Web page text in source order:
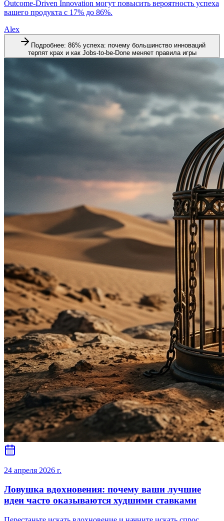
Outcome-Driven Innovation могут повысить вероятность успеха
вашего продукта с 17% до 86%.
Alex
Подробнее: 86% успеха: почему большинство инноваций
терпят крах и как Jobs-to-be-Done меняет правила игры
24 апреля 2026 г.
Ловушка вдохновения: почему ваши лучшие
идеи часто оказываются худшими ставками